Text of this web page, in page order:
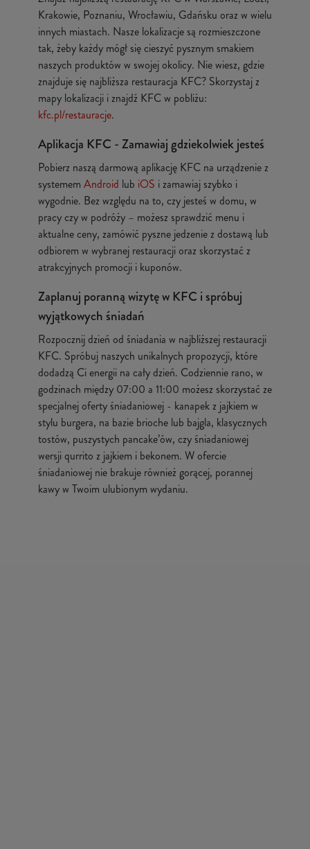
Krakowie, Poznaniu, Wrocławiu, Gdańsku oraz w wielu
innych miastach. Nasze lokalizacje są rozmieszczone
tak, żeby każdy mógł się cieszyć pysznym smakiem
naszych produktów w swojej okolicy. Nie wiesz, gdzie
znajduje się najbliższa restauracja KFC? Skorzystaj z
mapy lokalizacji i znajdź KFC w pobliżu:
kfc.pl/restauracje.
Aplikacja KFC - Zamawiaj gdziekolwiek jesteś
Pobierz naszą darmową aplikację KFC na urządzenie z
systemem Android lub iOS i zamawiaj szybko i
wygodnie. Bez względu na to, czy jesteś w domu, w
pracy czy w podróży – możesz sprawdzić menu i
aktualne ceny, zamówić pyszne jedzenie z dostawą lub
odbiorem w wybranej restauracji oraz skorzystać z
atrakcyjnych promocji i kuponów.
Zaplanuj poranną wizytę w KFC i spróbuj
wyjątkowych śniadań
Rozpocznij dzień od śniadania w najbliższej restauracji
KFC. Spróbuj naszych unikalnych propozycji, które
dodadzą Ci energii na cały dzień. Codziennie rano, w
godzinach między 07:00 a 11:00 możesz skorzystać ze
specjalnej oferty śniadaniowej - kanapek z jajkiem w
stylu burgera, na bazie brioche lub bajgla, klasycznych
tostów, puszystych pancake’ów, czy śniadaniowej
wersji qurrito z jajkiem i bekonem. W ofercie
śniadaniowej nie brakuje również gorącej, porannej
kawy w Twoim ulubionym wydaniu.